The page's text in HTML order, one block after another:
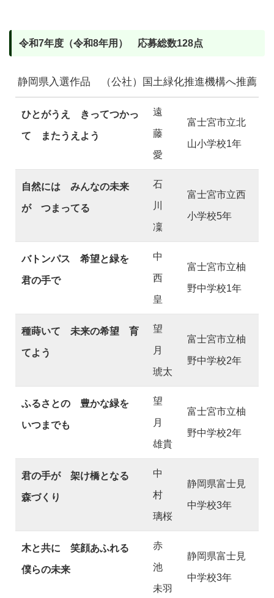
令和7年度（令和8年用） 応募総数128点
静岡県入選作品 （公社）国土緑化推進機構へ推薦
ひとがうえ きってつかっ
て またうえよう
遠
藤
愛
富士宮市立北
山小学校1年
自然には みんなの未来
が つまってる
石
川
凜
富士宮市立西
小学校5年
バトンパス 希望と緑を
君の手で
中
西
皇
富士宮市立柚
野中学校1年
種蒔いて 未来の希望 育
てよう
望
月
琥太
富士宮市立柚
野中学校2年
ふるさとの 豊かな緑を
いつまでも
望
月
雄貴
富士宮市立柚
野中学校2年
君の手が 架け橋となる
森づくり
中
村
璃桜
静岡県富士見
中学校3年
木と共に 笑顔あふれる
僕らの未来
赤
池
未羽
静岡県富士見
中学校3年